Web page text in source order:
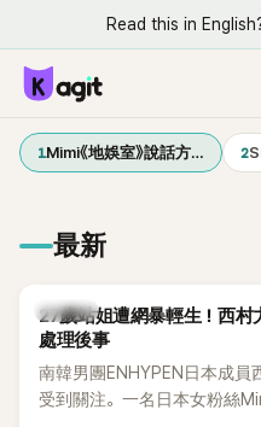
Read this in
1Mimi《地娛室》說話方… 2
最新
K-POP
27歲站姐遭網暴輕生！西村力開唱
處理後事
南韓男團ENHYPEN日本成員
受到關注。一名日本女粉絲